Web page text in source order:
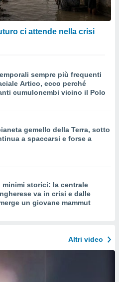
ci attende nella crisi
sempre più frequenti
Artico, ecco perché
cumulonembi vicino il Polo
gemello della Terra, sotto
a spaccarsi e forse a
minimi storici: la centrale
va in crisi e dalle
un giovane mammut
Altri video